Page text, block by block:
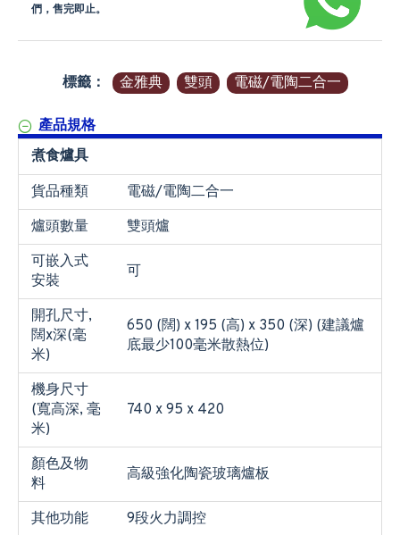
們，售完即止。
標籤： 金雅典 雙頭 電磁/電陶二合一
產品規格
煮食爐具
貨品種類
電磁/電陶二合一
爐頭數量
雙頭爐
可嵌入式
安裝
可
開孔尺寸,
闊x深(毫
米)
650 (闊) x 195 (高) x 350 (深) (建議爐
底最少100毫米散熱位)
機身尺寸
(寬高深, 毫
米)
740 x 95 x 420
顏色及物
料
高級強化陶瓷玻璃爐板
其他功能
9段火力調控